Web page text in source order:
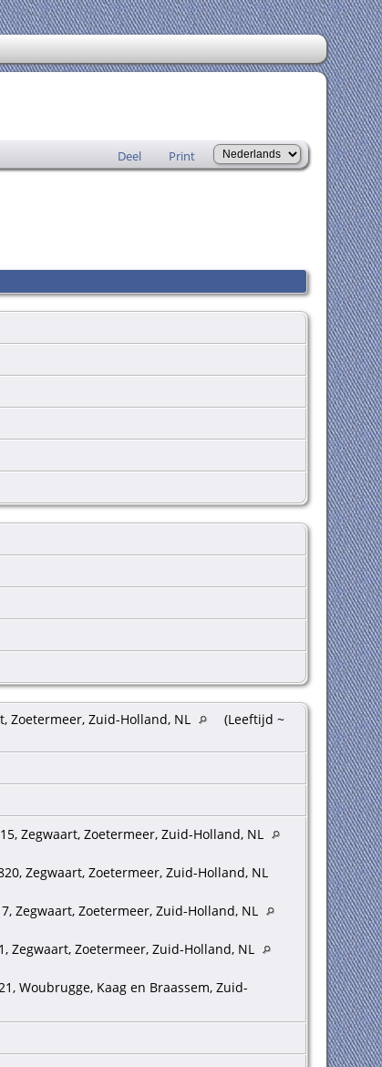
Deel Print
Zoetermeer, Zuid-Holland, NL
(Leeftijd ~
Zegwaart, Zoetermeer, Zuid-Holland, NL
Zegwaart, Zoetermeer, Zuid-Holland, NL
Zegwaart, Zoetermeer, Zuid-Holland, NL
Zegwaart, Zoetermeer, Zuid-Holland, NL
Woubrugge, Kaag en Braassem, Zuid-